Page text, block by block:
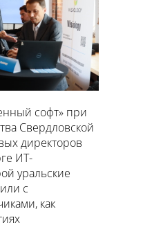
софт» при
Свердловской
директоров
ИТ-
уральские
с
как